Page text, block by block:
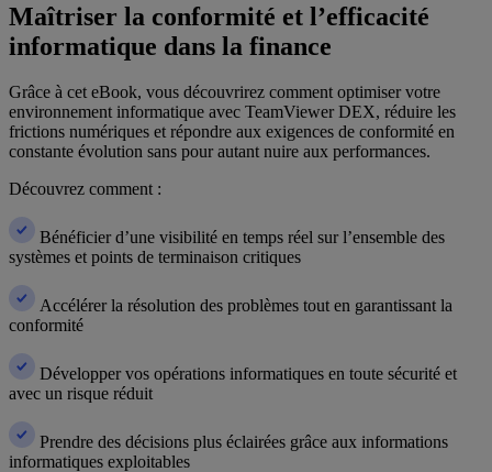
Maîtriser la conformité et l’efficacité
informatique dans la finance
Grâce à cet eBook, vous découvrirez comment optimiser votre
environnement informatique avec TeamViewer DEX, réduire les
frictions numériques et répondre aux exigences de conformité en
constante évolution sans pour autant nuire aux performances.
Découvrez comment :
Bénéficier d’une visibilité en temps réel sur l’ensemble des
systèmes et points de terminaison critiques
Accélérer la résolution des problèmes tout en garantissant la
conformité
Développer vos opérations informatiques en toute sécurité et
avec un risque réduit
Prendre des décisions plus éclairées grâce aux informations
informatiques exploitables